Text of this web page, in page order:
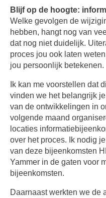
Blijf op de hoogte:
Welke gevolgen de
hebben, hangt nog van
dat nog niet duidelijk.
proces jou ook laten
jou persoonlijk betekenen.
Ik kan me voorstellen dat
vinden we het belangrijk
van de ontwikkelingen in
volgende maand
locaties
over het proces. Ik nodig
van deze bijeenkomsten
Yammer in de gaten voor
bijeenkomsten.
Daarnaast werkten we de